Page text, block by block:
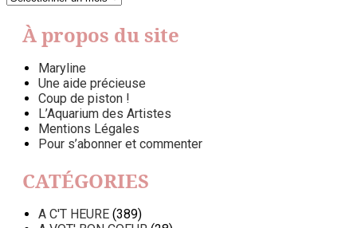
BAZENNE
(ARCHIVES)
À propos du site
Maryline
Une aide précieuse
Coup de piston !
L’Aquarium des Artistes
Mentions Légales
Pour s’abonner et commenter
CATÉGORIES
A C'T HEURE (389)